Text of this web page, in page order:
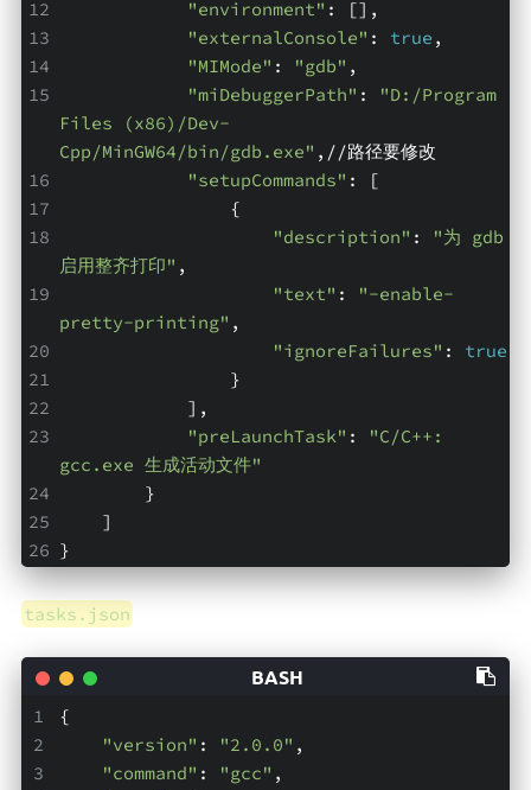
"environment" : [],
"externalConsole" : true ,
"MIMode" : "gdb" ,
"miDebuggerPath" :
"D:/Program
Files (x86)/Dev-
Cpp/MinGW64/bin/gdb.exe" ,//路径要修改
"setupCommands" : [
                {
"description" :
"为 gdb
启用整齐打印" ,
"text" :
"-enable-
pretty-printing" ,
"ignoreFailures" : true
                }
            ],
"preLaunchTask" :
"C/C++:
gcc.exe 生成活动文件"
        }
    ]
}
tasks.json
{
"version" : "2.0.0" ,
"command" : "gcc" ,